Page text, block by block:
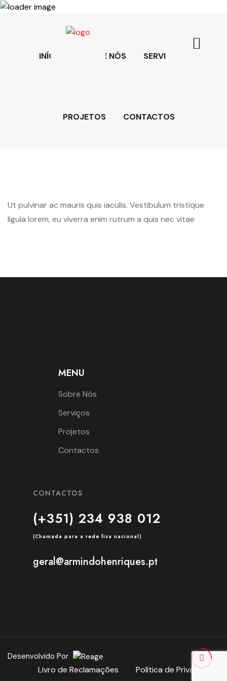
INÍCIO SOBRE NÓS SERVIÇOS
PROJETOS CONTACTOS
Ut pulvinar ac mauris quis iaculis. Vestibulum tristique
ligula lorem, eu viverra enim rutrum a quis nec vitae
MENU
Sobre Nós
Serviços
Projetos
Contactos
CONTACTOS
(+351) 234 938 012
geral@armindohenriques.pt
Desenvolvido Por
Livro de Reclamações Política de Privacidade